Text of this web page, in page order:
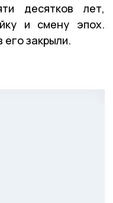
десятков лет,
и смену эпох.
закрыли.